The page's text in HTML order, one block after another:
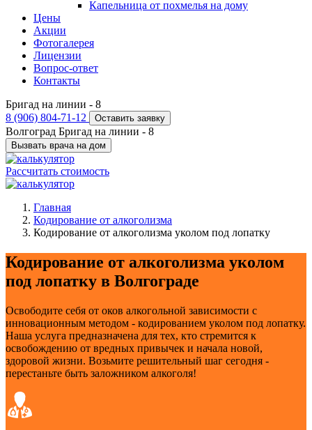
Капельница от похмелья на дому
Цены
Акции
Фотогалерея
Лицензии
Вопрос-ответ
Контакты
Бригад на линии - 8
8 (906) 804-71-12
Оставить заявку
Волгоград Бригад на линии - 8
Вызвать врача на дом
Рассчитать стоимость
Главная
Кодирование от алкоголизма
Кодирование от алкоголизма уколом под лопатку
Кодирование от алкоголизма уколом
под лопатку в Волгограде
Освободите себя от оков алкогольной зависимости с
инновационным методом - кодированием уколом под лопатку.
Наша услуга предназначена для тех, кто стремится к
освобождению от вредных привычек и начала новой,
здоровой жизни. Возьмите решительный шаг сегодня -
перестаньте быть заложником алкоголя!